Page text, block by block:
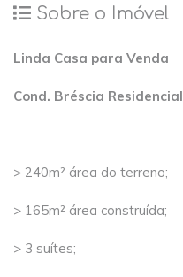
Sobre o Imóvel
Linda Casa para Venda
Cond. Bréscia Residencial
> 240m² área do terreno;
> 165m² área construída;
> 3 suítes;